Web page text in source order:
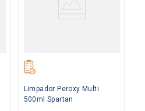
Limpador Peroxy Multi
500ml Spartan